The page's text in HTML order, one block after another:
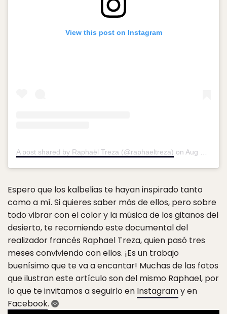
View this post on Instagram
A post shared by Raphaël Treza (@raphaeltreza) on Aug 31, 2015 at 1:37pm PDT
Espero que los kalbelias te hayan inspirado tanto
como a mí. Si quieres saber más de ellos, pero sobre
todo vibrar con el color y la música de los gitanos del
desierto, te recomiendo este documental del
realizador francés Raphael Treza, quien pasó tres
meses conviviendo con ellos. ¡Es un trabajo
buenísimo que te va a encantar! Muchas de las fotos
que ilustran este artículo son del mismo Raphael, por
lo que te invitamos a seguirlo en Instagramy en
Facebook.